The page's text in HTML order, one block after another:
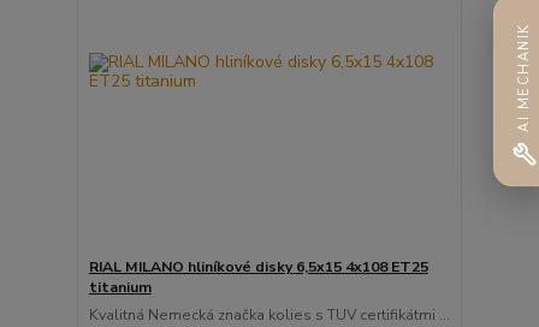
RIAL MILANO hliníkové disky 6,5x15 4x108 ET25
titanium
Kvalitná Nemecká značka kolies s TUV certifikátmi ...
AI MECHANIK